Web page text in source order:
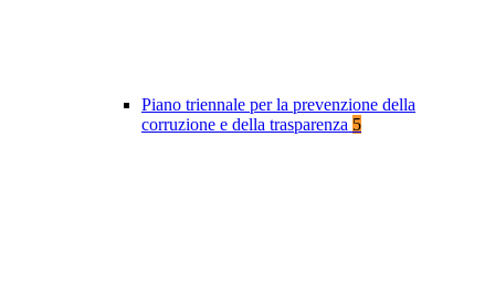
Piano triennale per la prevenzione della
corruzione e della trasparenza 5